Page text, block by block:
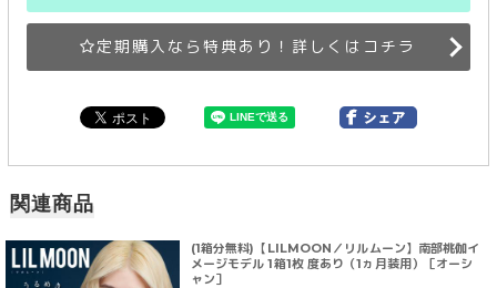
定期購入なら特典あり！詳しくはコチラ
関連商品
(1箱分無料)【LILMOON／リルムーン】南部桃伽イ
メージモデル 1箱1枚 度あり（1ヵ月装用）［オーシ
ャン］